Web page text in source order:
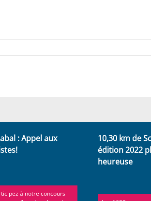
: Appel aux
à notre concours
10,30 km de
édition 2022
heureuse